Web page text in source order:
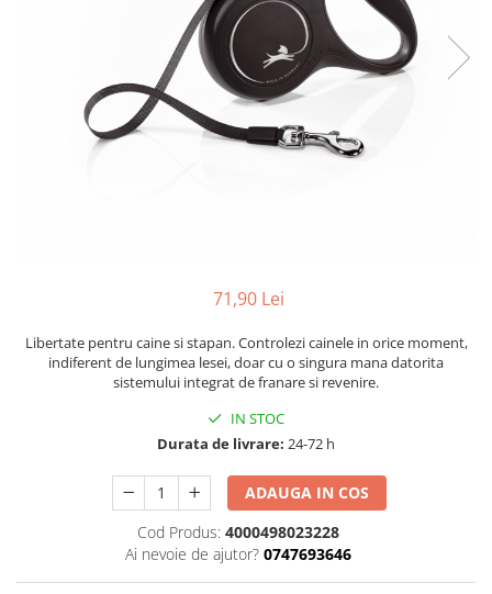
71,90 Lei
Libertate pentru caine si stapan. Controlezi cainele in orice moment,
indiferent de lungimea lesei, doar cu o singura mana datorita
sistemului integrat de franare si revenire.
IN STOC
Durata de livrare: 24-72 h
ADAUGA IN COS
Cod Produs: 4000498023228
Ai nevoie de ajutor? 0747693646